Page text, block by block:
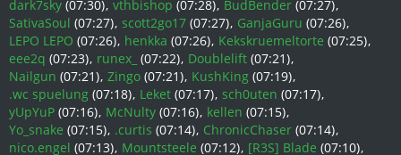
dark7sky (07:30) vthbishop (07:28) BudBender (07:27)
SativaSoul (07:27) scott2go17 (07:27) GanjaGuru (07:26)
LEPO LEPO (07:26) henkka (07:26) Kekskruemeltorte (07:25)
eee2q (07:23) runex_ (07:22) Doublelift (07:21)
Nailgun (07:21) Zingo (07:21) KushKing (07:19)
.wc spuelung (07:18) Leket (07:17) sch0uten (07:17)
yUpYuP (07:16) McNulty (07:16) kellen (07:15)
Yo_snake (07:15) .curtis (07:14) ChronicChaser (07:14)
nico.engel (07:13) Mountsteele (07:12) [R3S] Blade (07:10)